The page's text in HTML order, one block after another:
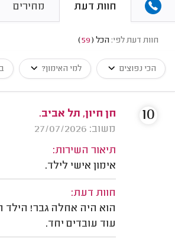
חוות דעת מחירים
חוות דעת לפי: הכל (
59
)
הכי נפוצים למי האימון?
חן חיון, תל אביב.
משוב: 27/07/2026
תיאור השירות:
אימון אישי לילד.
חוות דעת:
הוא היה אחלה גבר! הילד
עוד עובדים יחד.
10